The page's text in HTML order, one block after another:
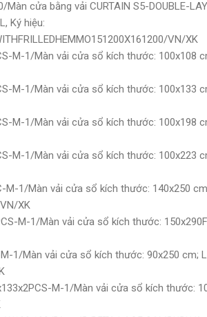
cửa bằng vải CURTAIN S5-DOUBLE-
Ký hiệu:
VN/XK
M-1/Màn vải cửa sổ kích thước: 100x108
M-1/Màn vải cửa sổ kích thước: 100x133
M-1/Màn vải cửa sổ kích thước: 100x198
M-1/Màn vải cửa sổ kích thước: 100x223
M-1/Màn vải cửa sổ kích thước: 140x250
XK
M-1/Màn vải cửa sổ kích thước:
1/Màn vải cửa sổ kích thước: 90x250 cm;
M-1/Màn vải cửa sổ kích thước: